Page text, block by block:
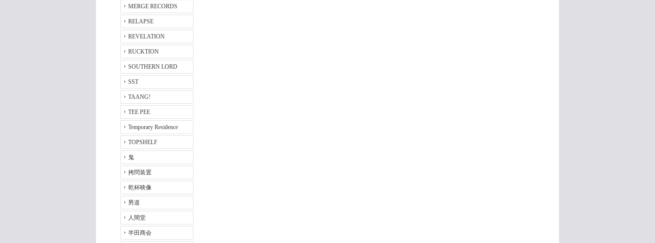
MERGE RECORDS
RELAPSE
REVELATION
RUCKTION
SOUTHERN LORD
SST
TAANG!
TEE PEE
Temporary Residence
TOPSHELF
鬼
拷問装置
乾杯映像
男道
人間堂
半田商会